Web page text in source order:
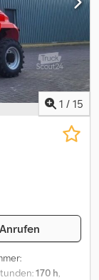
1 / 15
Anrufen
170 h,